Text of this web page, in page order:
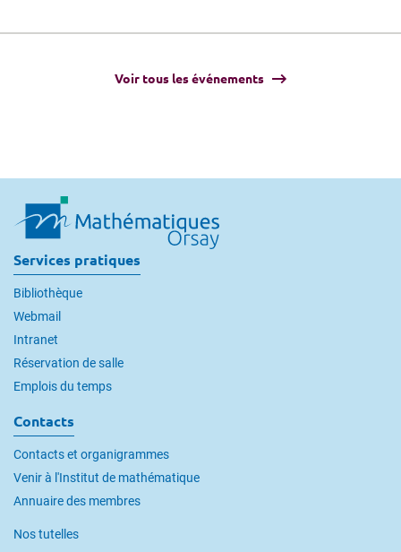
Voir tous les événements
Services pratiques
Bibliothèque
Webmail
Intranet
Réservation de salle
Emplois du temps
Contacts
Contacts et organigrammes
Venir à l'Institut de mathématique
Annuaire des membres
Nos tutelles